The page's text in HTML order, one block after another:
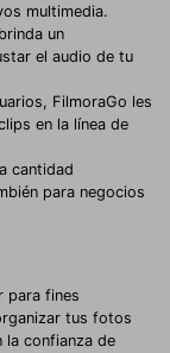
multimedia.
un
el audio de tu
FilmoraGo les
en la línea de
cantidad
para negocios
para fines
tus fotos
la confianza de